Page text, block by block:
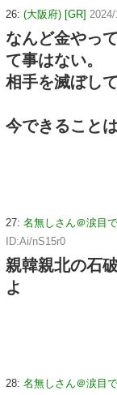
26: (大阪府) [GR]
なんど金やっ
て事はない。
相手を滅ぼし
今できること
27: 名無しさん＠涙目
ID:Ai/nS15r0
親韓親北の石
よ
28: 名無しさん＠涙目